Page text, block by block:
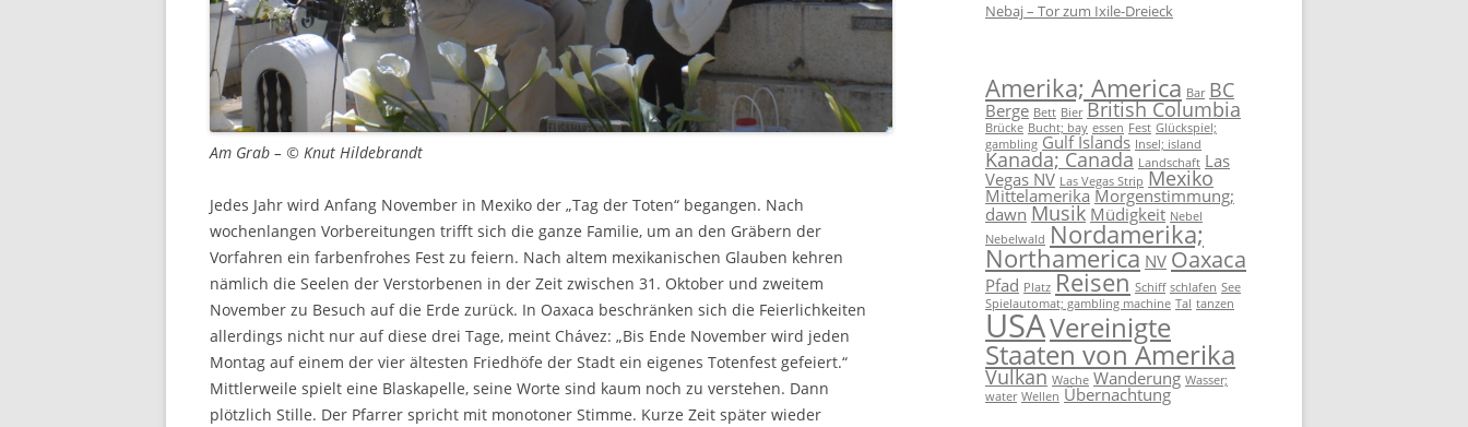
Am Grab – © Knut Hildebrandt
Jedes Jahr wird Anfang November in Mexiko der „Tag der Toten“ begangen. Nach
wochenlangen Vorbereitungen trifft sich die ganze Familie, um an den Gräbern der
Vorfahren ein farbenfrohes Fest zu feiern. Nach altem mexikanischen Glauben kehren
nämlich die Seelen der Verstorbenen in der Zeit zwischen 31. Oktober und zweitem
November zu Besuch auf die Erde zurück. In Oaxaca beschränken sich die Feierlichkeiten
allerdings nicht nur auf diese drei Tage, meint Chávez: „Bis Ende November wird jeden
Montag auf einem der vier ältesten Friedhöfe der Stadt ein eigenes Totenfest gefeiert.“
Mittlerweile spielt eine Blaskapelle, seine Worte sind kaum noch zu verstehen. Dann
plötzlich Stille. Der Pfarrer spricht mit monotoner Stimme. Kurze Zeit später wieder
Nebaj – Tor zum Ixile-Dreieck
Amerika; America Bar BC
Berge Bett Bier British Columbia
Brücke Bucht; bay essen Fest Glückspiel;
gambling Gulf Islands Insel; island
Kanada; Canada Landschaft Las
Vegas NV Las Vegas Strip Mexiko
Mittelamerika Morgenstimmung;
dawn Musik Müdigkeit Nebel
Nebelwald Nordamerika;
Northamerica NV Oaxaca
Pfad Platz Reisen Schiff schlafen See
Spielautomat; gambling machine Tal tanzen
USAVereinigte
Staaten von Amerika
Vulkan Wache Wanderung Wasser;
water Wellen Übernachtung